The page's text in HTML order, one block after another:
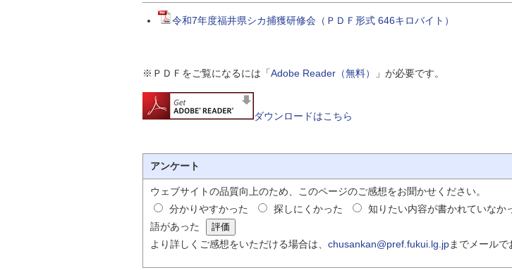
令和7年度福井県シカ捕獲研修会（ＰＤＦ形式 646キロバイト）
※ＰＤＦをご覧になるには「Adobe Reader（無料） 」が必要です。
ダウンロードはこちら
アンケート
ウェブサイトの品質向上のため、このページのご感想をお聞かせください。
分かりやすかった
探しにくかった 知りたい内容が書かれていなか
語があった
より詳しくご感想をいただける場合は、 chusankan@pref.fukui.lg.jpまでメールで